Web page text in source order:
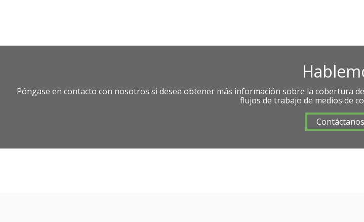
Póngase en contacto con nosotros si desea obtener más información sobre la cobertura
flujos de trabajo de medios de
Contáctanos